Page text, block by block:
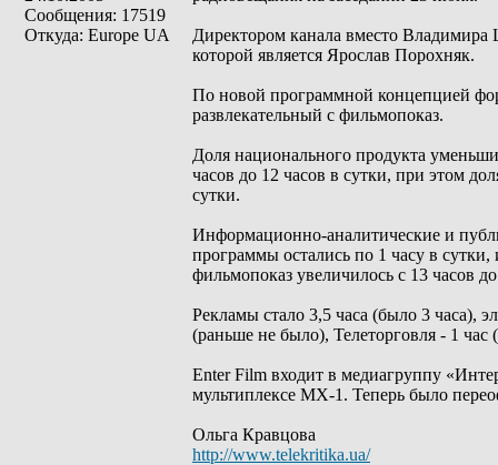
Сообщения: 17519
Откуда: Europe UA
Директором канала вместо
которой является Ярослав Порохняк.
По новой программной концепцией
развлекательный с фильмопоказ.
Доля национального продукта
часов до 12 часов в сутки, при этом
сутки.
Информационно-аналитические и
программы остались по 1 часу в
фильмопоказ увеличилось с 13 часов
Рекламы стало 3,5 часа (было 3 часа),
(раньше не было), Телеторговля - 1 час
Enter Film входит в медиагруппу
мультиплексе МХ-1. Теперь было
Ольга Кравцова
http://www.telekritika.ua/